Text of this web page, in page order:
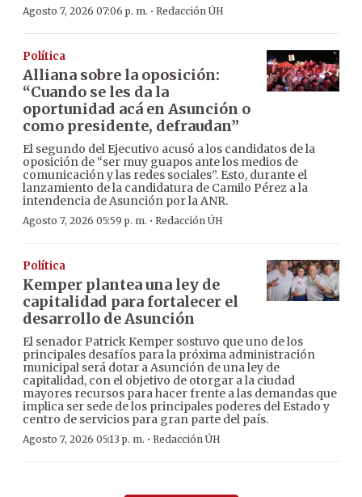
Agosto 7, 2026 07:06 p. m. · Redacción ÚH
Política
Alliana sobre la oposición:
“Cuando se les da la
oportunidad acá en Asunción o
como presidente, defraudan”
El segundo del Ejecutivo acusó a los candidatos de la
oposición de “ser muy guapos ante los medios de
comunicación y las redes sociales”. Esto, durante el
lanzamiento de la candidatura de Camilo Pérez a la
intendencia de Asunción por la ANR.
Agosto 7, 2026 05:59 p. m. · Redacción ÚH
Política
Kemper plantea una ley de
capitalidad para fortalecer el
desarrollo de Asunción
El senador Patrick Kemper sostuvo que uno de los
principales desafíos para la próxima administración
municipal será dotar a Asunción de una ley de
capitalidad, con el objetivo de otorgar a la ciudad
mayores recursos para hacer frente a las demandas que
implica ser sede de los principales poderes del Estado y
centro de servicios para gran parte del país.
Agosto 7, 2026 05:13 p. m. · Redacción ÚH